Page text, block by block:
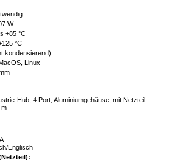
W
+85 °C
°C
kondensierend)
Linux
Hub, 4 Port, Aluminiumgehäuse, mit Netzteil
Englisch